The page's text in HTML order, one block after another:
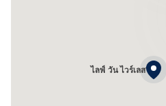
ไลฟ์ วัน ไวร์เลส